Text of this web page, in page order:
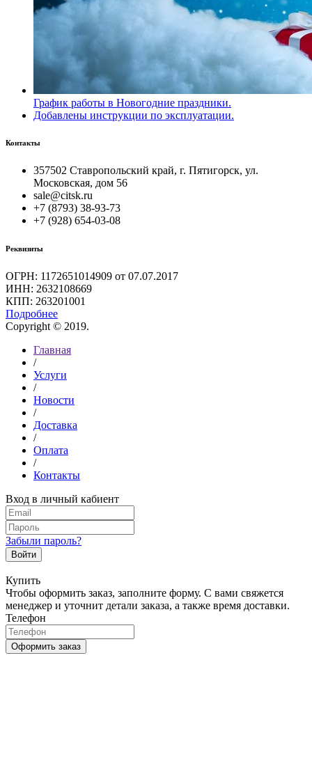
График работы в Новогодние праздники.
Добавлены инструкции по эксплуатации.
Контакты
357502 Ставропольский край, г. Пятигорск, ул.
Московская, дом 56
sale@citsk.ru
+7 (8793) 38-93-73
+7 (928) 654-03-08
Реквизиты
ОГРН: 1172651014909 от 07.07.2017
ИНН: 2632108669
КПП: 263201001
Подробнее
Copyright © 2019.
Главная
/
Услуги
/
Новости
/
Доставка
/
Оплата
/
Контакты
Вход в личный кабиент
Забыли пароль?
Войти
Купить
Чтобы оформить заказ, заполните форму. С вами свяжется
менеджер и уточнит детали заказа, а также время доставки.
Телефон
Оформить заказ